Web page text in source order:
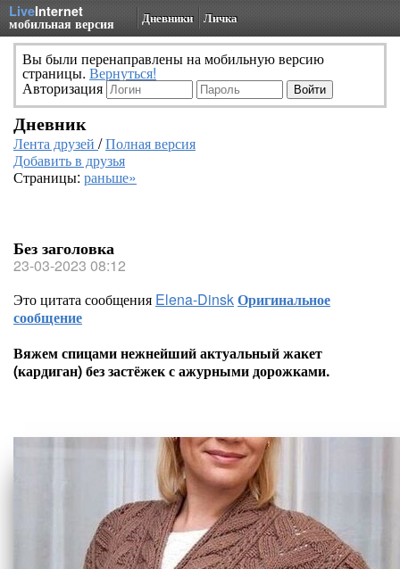
LiveInternet
мобильная версия Дневники Личка
Вы были перенаправлены на мобильную версию
страницы. Вернуться!
Авторизация
Дневник
Лента друзей /Полная версия
Добавить в друзья
Страницы: раньше»
Без заголовка
23-03-2023 08:12
Это цитата сообщения Elena-DinskОригинальное
сообщение
Вяжем спицами нежнейший актуальный жакет
(кардиган) без застёжек с ажурными дорожками.